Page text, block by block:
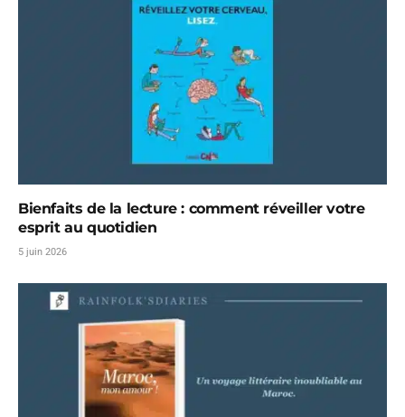
Bienfaits de la lecture : comment réveiller votre
esprit au quotidien
5 juin 2026